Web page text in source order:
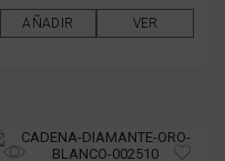
AÑADIR VER